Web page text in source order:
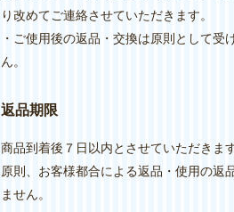
り改めてご連絡させていただきます。
・ご使用後の返品・交換は原則として受
ん。
返品期限
商品到着後７日以内とさせていただきます
原則、お客様都合による返品・使用の返
ません。